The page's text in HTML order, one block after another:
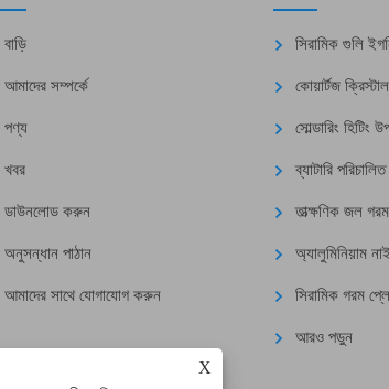
X
বাড়ি
আমাদের সম্পর্কে
পণ্য
খবর
ডাউনলোড করুন
অনুসন্ধান পাঠান
আমাদের সাথে যোগাযোগ করুন
সিরামিক গুলি
কোয়ার্টজ
সোল্ডারিং হিটিং
ব্যাটারি পরিচালিত
তাত্ক্ষণিক জল
অ্যালুমিনিয়াম
সিরামিক গরম
আরও পড়ুন